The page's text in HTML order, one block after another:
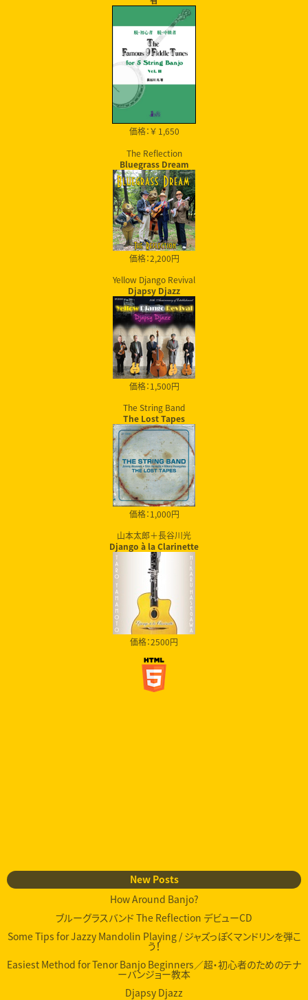
価格：￥ 1,650
The Reflection
Bluegrass Dream
価格：2,200円
Yellow Django Revival
Djapsy Djazz
価格：1,500円
The String Band
The Lost Tapes
価格：1,000円
山本太郎＋長谷川光
Django à la Clarinette
価格：2500円
New Posts
How Around Banjo?
ブルーグラスバンド The Reflection デビューCD
Some Tips for Jazzy Mandolin Playing / ジャズっぽくマンドリンを弾こ
う！
Easiest Method for Tenor Banjo Beginners／超・初心者のためのテナ
ーバンジョー教本
Djapsy Djazz